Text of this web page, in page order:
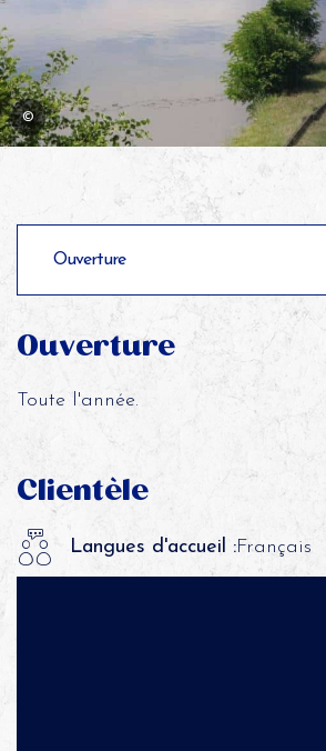
©
Ouverture
Ouverture
Toute l'année.
Clientèle
Langues d'accueil :Français